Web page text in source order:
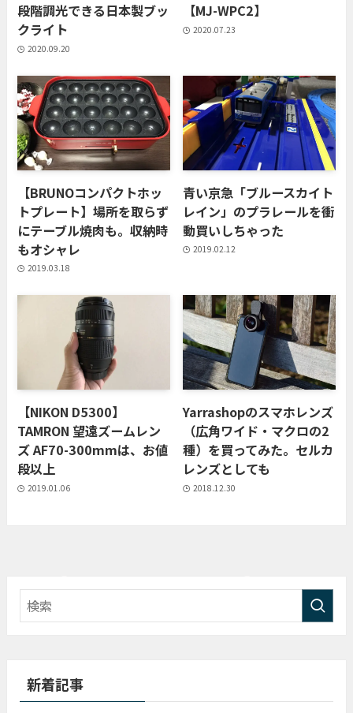
段階調光できる日本製ブッ
クライト
2020.09.20
【MJ-WPC2】
2020.07.23
【BRUNOコンパクトホッ
トプレート】場所を取らず
にテーブル焼肉も。収納時
もオシャレ
2019.03.18
青い京急「ブルースカイト
レイン」のプラレールを衝
動買いしちゃった
2019.02.12
【NIKON D5300】
TAMRON 望遠ズームレン
ズ AF70-300mmは、お値
段以上
2019.01.06
Yarrashopのスマホレンズ
（広角ワイド・マクロの2
種）を買ってみた。セルカ
レンズとしても
2018.12.30
新着記事